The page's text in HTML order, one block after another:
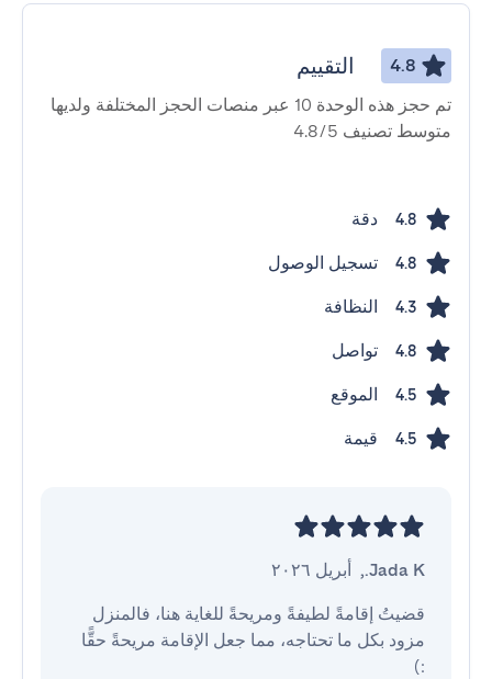
4.8 التقييم
تم حجز هذه الوحدة 10 عبر منصات الحجز المختلفة ولديها
متوسط ​​تصنيف 4.8/5
4.8 دقة
4.8 تسجيل الوصول
4.3 النظافة
4.8 تواصل
4.5 الموقع
4.5 قيمة
Jada K.
, أبريل ٢٠٢٦
:)